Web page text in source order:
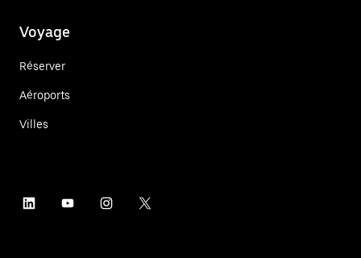
Voyage
Réserver
Aéroports
Villes